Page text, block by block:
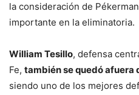
la consideración de
importante en la eliminatoria.
William Tesillo, defensa
Fe, también se quedó afuera
siendo uno de los mejores